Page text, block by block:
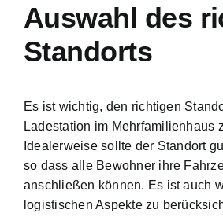
Auswahl des
Standorts
Es ist wichtig, den richtigen
Ladestation im Mehrfamilienhaus
Idealerweise sollte der Standort
so dass alle Bewohner ihre
anschließen können. Es ist auch
logistischen Aspekte zu